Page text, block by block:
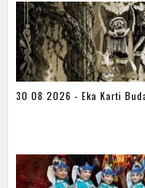
30 08 2026 - Eka Karti